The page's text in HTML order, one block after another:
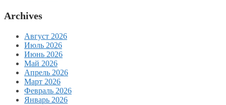
Archives
Август 2026
Июль 2026
Июнь 2026
Май 2026
Апрель 2026
Март 2026
Февраль 2026
Январь 2026